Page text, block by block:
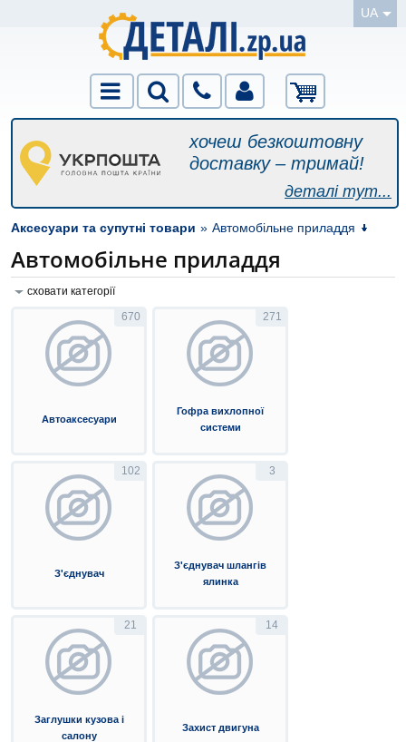
UA
хочеш безкоштовну
доставку – тримай!
деталі тут...
Аксесуари та супутні товари » Автомобільне приладдя
Автомобільне приладдя
сховати категорії
670
Автоаксесуари
271
Гофра вихлопної
системи
102
З'єднувач
3
З'єднувач шлангів
ялинка
21
Заглушки кузова і
салону
14
Захист двигуна